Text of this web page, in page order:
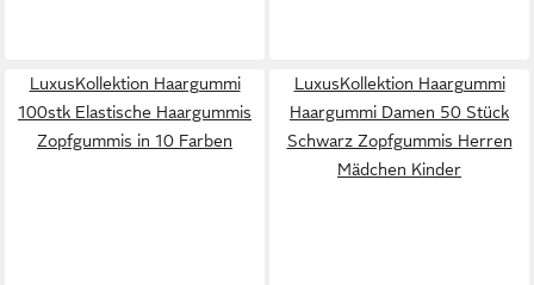
LuxusKollektion Haargummi
100stk Elastische Haargummis
Zopfgummis in 10 Farben
LuxusKollektion Haargummi
Haargummi Damen 50 Stück
Schwarz Zopfgummis Herren
Mädchen Kinder